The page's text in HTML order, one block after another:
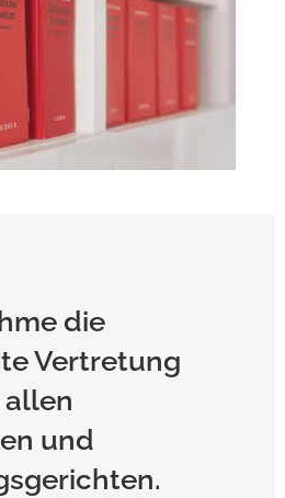
die
Vertretung
und